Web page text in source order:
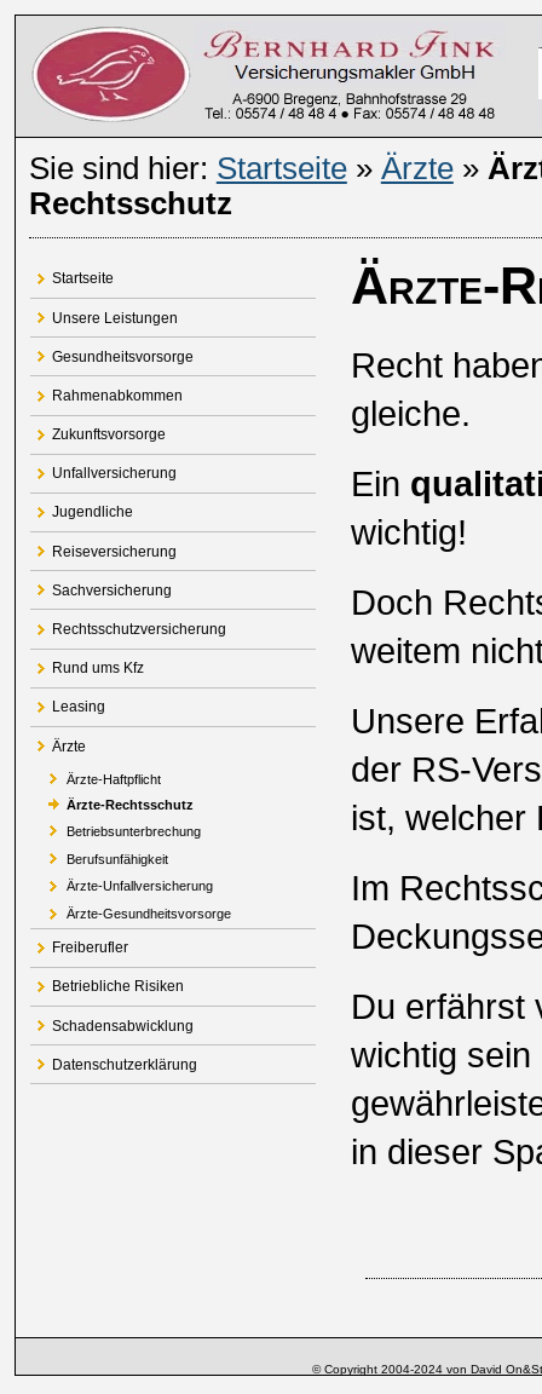
Sie sind hier: Startseite» Ärzte»
Rechtsschutz
Startseite
Unsere Leistungen
Gesundheitsvorsorge
Rahmenabkommen
Zukunftsvorsorge
Unfallversicherung
Jugendliche
Reiseversicherung
Sachversicherung
Rechtsschutzversicherung
Rund ums Kfz
Leasing
Ärzte
Ärzte-Haftpflicht
Ärzte-Rechtsschutz
Betriebsunterbrechung
Berufsunfähigkeit
Ärzte-Unfallversicherung
Ärzte-Gesundheitsvorsorge
Freiberufler
Betriebliche Risiken
Schadensabwicklung
Datenschutzerklärung
Ärzte-
Recht
gleiche.
Ein
wichtig!
Doch
weitem
Unsere
der RS-
ist, welcher
Im
Du erfährst
wichtig
in dieser
© Copyright 2004-2024 von David